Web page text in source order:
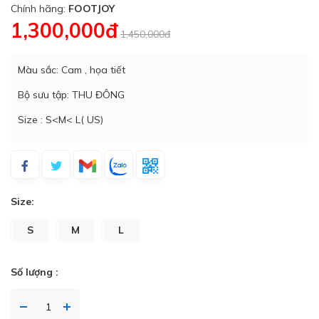
Chính hãng: FOOTJOY
1,300,000đ 1,450,000đ
Màu sắc: Cam , họa tiết
Bộ sưu tập: THU ĐÔNG
Size : S<M< L( US)
Size:
S M L
Số lượng :